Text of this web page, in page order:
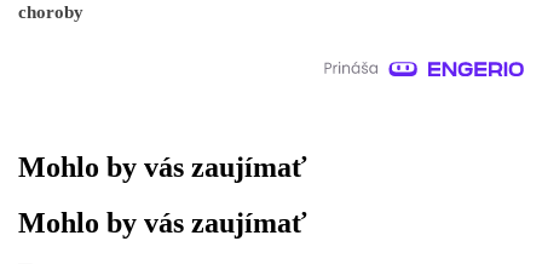
choroby
Mohlo by vás zaujímať
Mohlo by vás zaujímať